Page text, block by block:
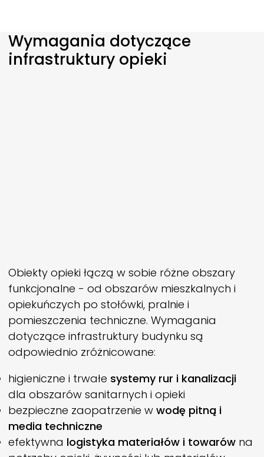
Wymagania dotyczące
infrastruktury opieki
Obiekty opieki łączą w sobie różne obszary
funkcjonalne - od obszarów mieszkalnych i
opiekuńczych po stołówki, pralnie i
pomieszczenia techniczne. Wymagania
dotyczące infrastruktury budynku są
odpowiednio zróżnicowane:
higieniczne i trwałe systemy rur i kanalizacji
dla obszarów sanitarnych i opieki
bezpieczne zaopatrzenie w wodę pitną i
media techniczne
efektywna logistyka materiałów i towarówna